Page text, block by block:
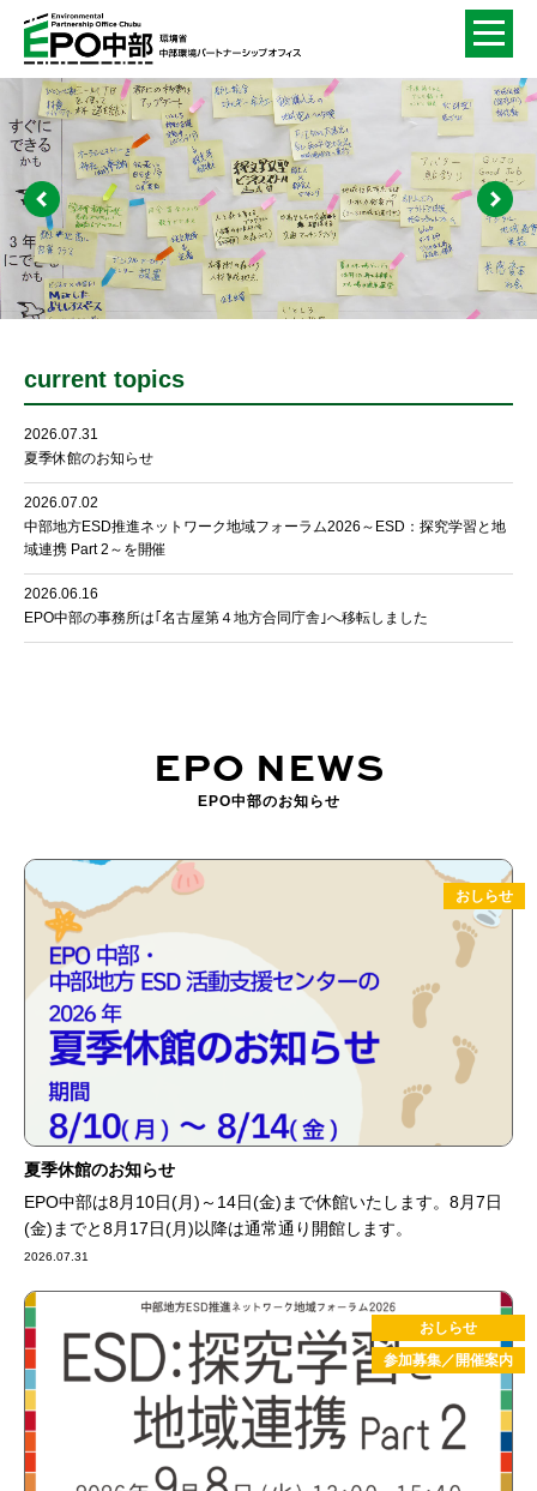
current topics
2026.07.31
夏季休館のお知らせ
2026.07.02
中部地方ESD推進ネットワーク地域フォーラム2026～ESD：探究学習と地
域連携 Part 2～を開催
2026.06.16
EPO中部の事務所は｢名古屋第４地方合同庁舎｣へ移転しました
EPO NEWS
EPO中部のお知らせ
おしらせ
夏季休館のお知らせ
EPO中部は8月10日(月)～14日(金)まで休館いたします。8月7日
(金)までと8月17日(月)以降は通常通り開館します。
2026.07.31
おしらせ
参加募集／開催案内